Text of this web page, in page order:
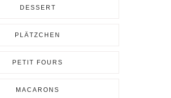
DESSERT
PLÄTZCHEN
PETIT FOURS
MACARONS